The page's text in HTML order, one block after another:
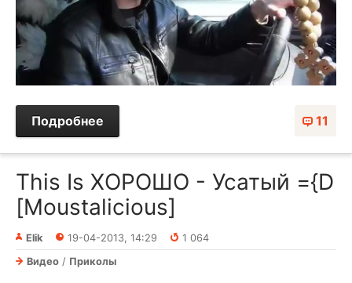
11
Подробнее
This Is ХОРОШО - Усатый ={D
[Moustalicious]
Elik 19-04-2013, 14:29
1 064
Видео / Приколы